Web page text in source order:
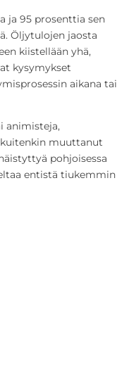
ja 95 prosenttia sen
Öljytulojen jaosta
kiistellään yhä,
kysymykset
aikana tai
animisteja,
muuttanut
pohjoisessa
entistä tiukemmin